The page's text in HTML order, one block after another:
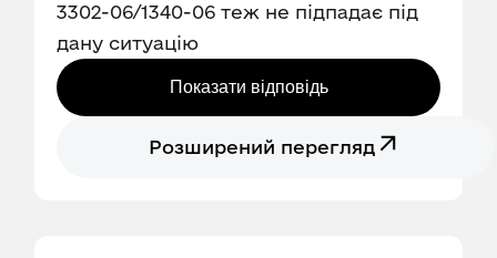
3302-06/1340-06 теж не підпадає під
дану ситуацію
Показати відповідь
Розширений перегляд